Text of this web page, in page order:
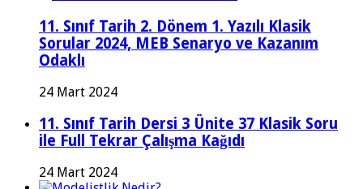
11. Sınıf Tarih 2. Dönem 1. Yazılı Klasik
Sorular 2024, MEB Senaryo ve Kazanım
Odaklı
24 Mart 2024
11. Sınıf Tarih Dersi 3 Ünite 37 Klasik Soru
ile Full Tekrar Çalışma Kağıdı
24 Mart 2024